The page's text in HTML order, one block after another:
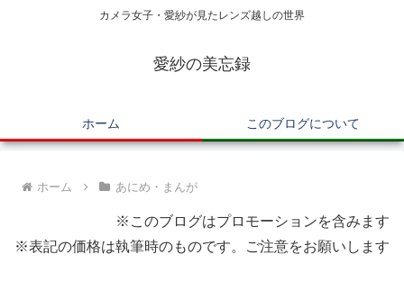
カメラ女子・愛紗が見たレンズ越しの世界
愛紗の美忘録
ホーム このブログについて
ホーム あにめ・まんが
※このブログはプロモーションを含みます
※表記の価格は執筆時のものです。ご注意をお願いします